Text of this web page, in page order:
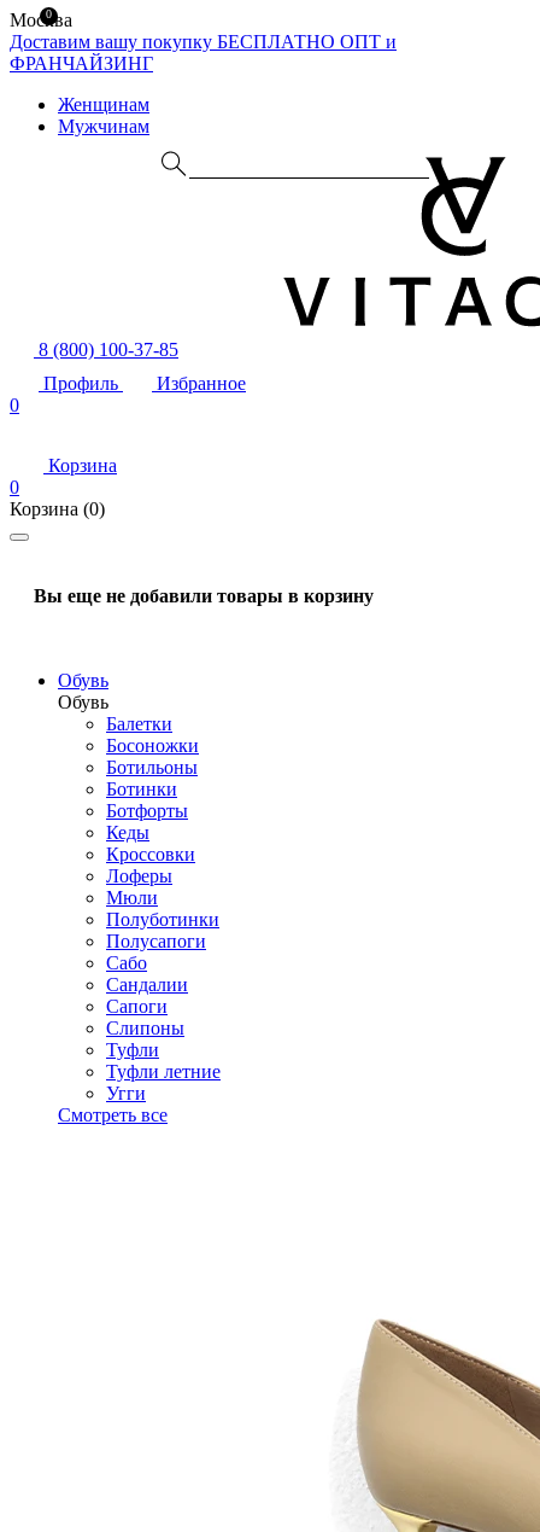
Москва
Доставим вашу покупку БЕСПЛАТНО ОПТ и
ФРАНЧАЙЗИНГ
Женщинам
Мужчинам
8 (800) 100-37-85
Профиль
Избранное
0
Корзина
0
Корзина (0)
Вы еще не добавили товары в корзину
Обувь
Обувь
Балетки
Босоножки
Ботильоны
Ботинки
Ботфорты
Кеды
Кроссовки
Лоферы
Мюли
Полуботинки
Полусапоги
Сабо
Сандалии
Сапоги
Слипоны
Туфли
Туфли летние
Угги
Смотреть все
0